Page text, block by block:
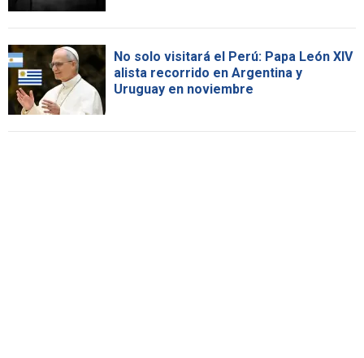
No solo visitará el Perú: Papa León XIV
alista recorrido en Argentina y
Uruguay en noviembre